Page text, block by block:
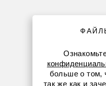
8
больше о том,
так же как и